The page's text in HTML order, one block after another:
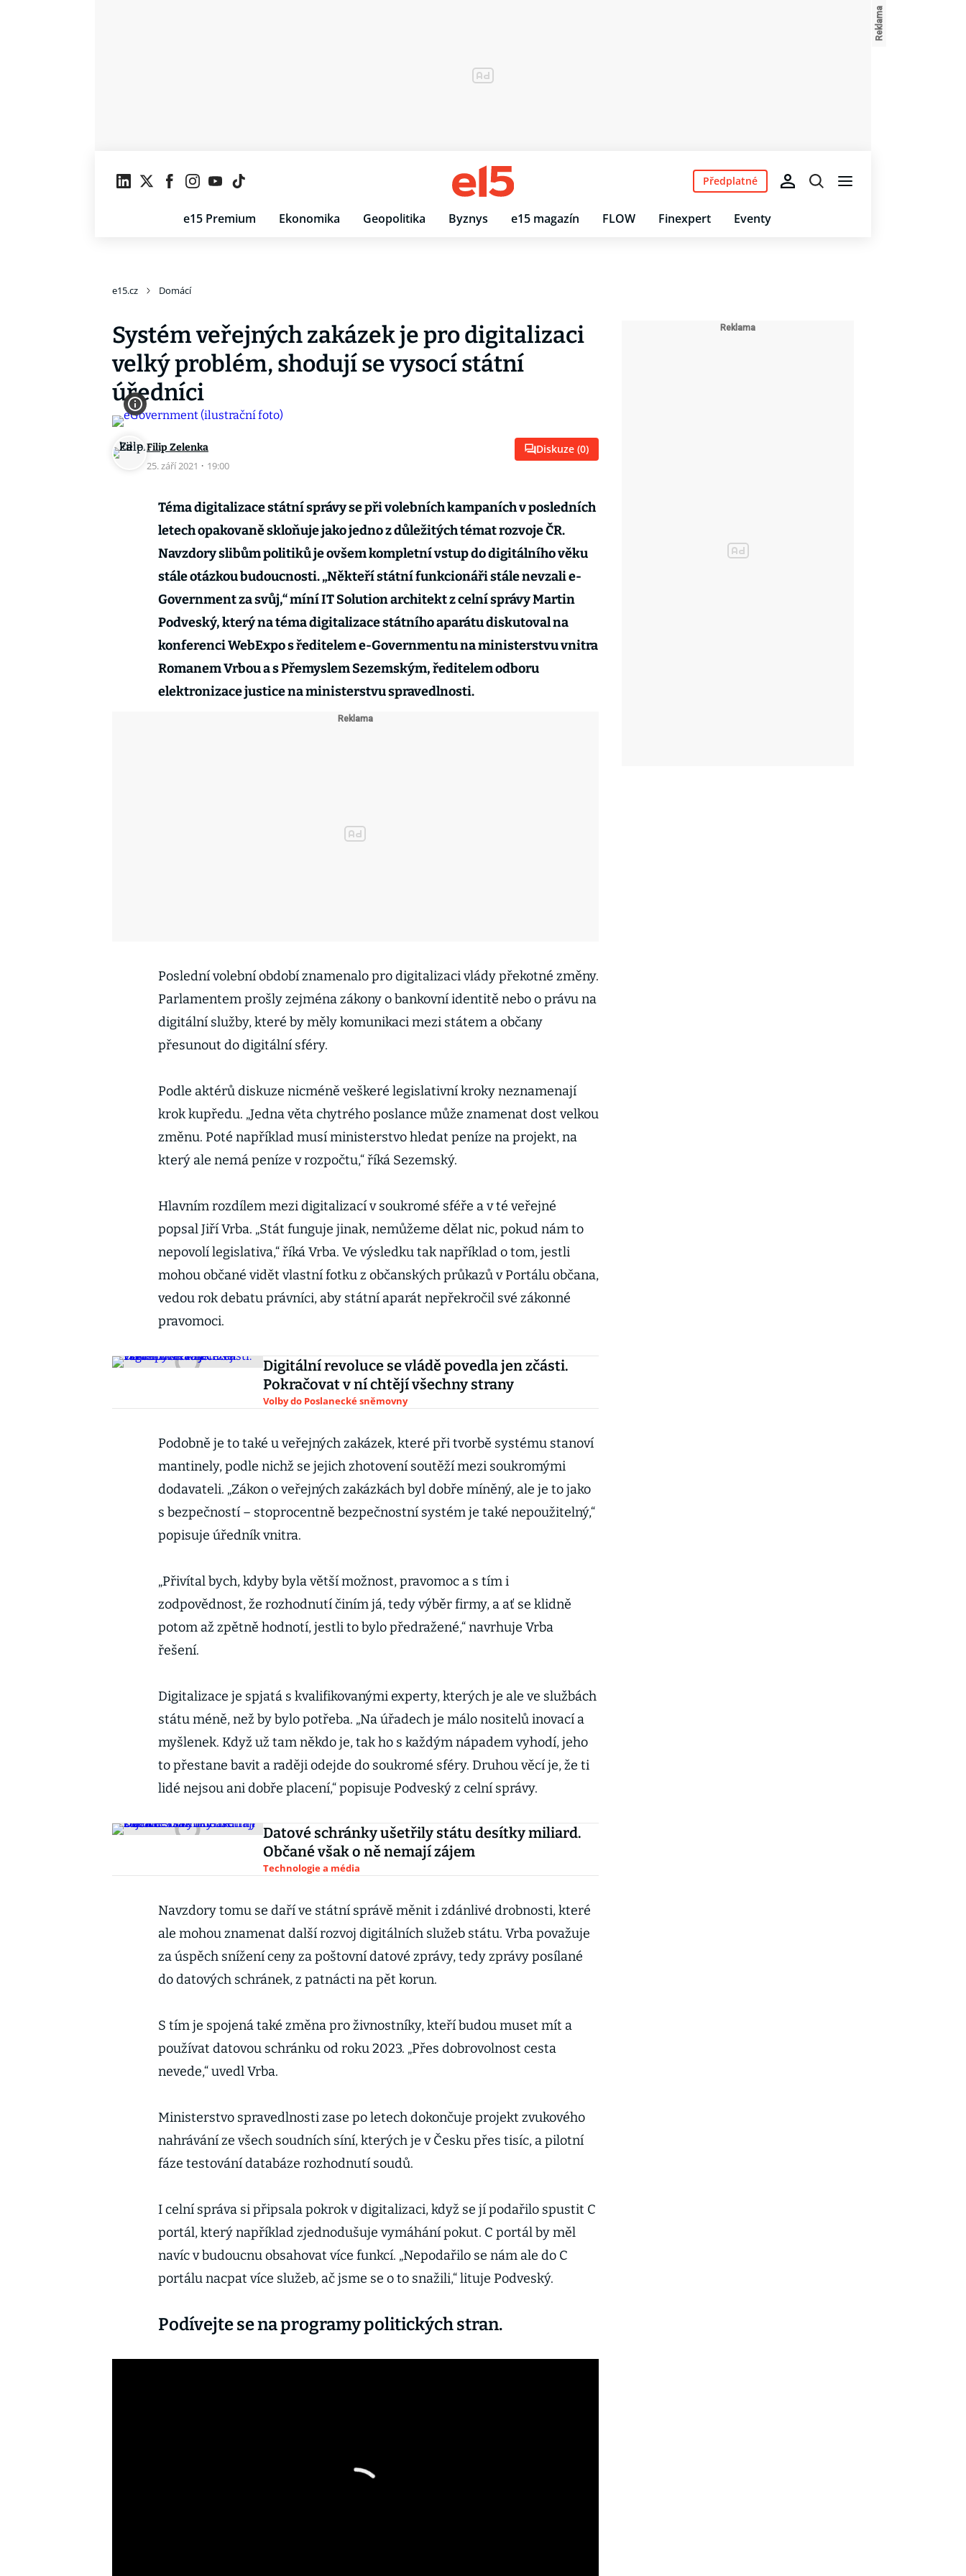
e15 Premium Ekonomika Geopolitika Byznys e15 magazín FLOW Finexpert Eventy
Předplatné
e15.cz Domácí
Systém veřejných zakázek je pro digitalizaci
velký problém, shodují se vysocí státní
úředníci
Filip Zelenka
25. září 2021 · 19:00
Diskuze (0)
Téma digitalizace státní správy se při volebních kampaních v posledních
letech opakovaně skloňuje jako jedno z důležitých témat rozvoje ČR.
Navzdory slibům politiků je ovšem kompletní vstup do digitálního věku
stále otázkou budoucnosti. „Někteří státní funkcionáři stále nevzali e-
Government za svůj,“ míní IT Solution architekt z celní správy Martin
Podveský, který na téma digitalizace státního aparátu diskutoval na
konferenci WebExpo s ředitelem e-Governmentu na ministerstvu vnitra
Romanem Vrbou a s Přemyslem Sezemským, ředitelem odboru
elektronizace justice na ministerstvu spravedlnosti.
Poslední volební období znamenalo pro digitalizaci vlády překotné změny.
Parlamentem prošly zejména zákony o bankovní identitě nebo o právu na
digitální služby, které by měly komunikaci mezi státem a občany
přesunout do digitální sféry.
Podle aktérů diskuze nicméně veškeré legislativní kroky neznamenají
krok kupředu. „Jedna věta chytrého poslance může znamenat dost velkou
změnu. Poté například musí ministerstvo hledat peníze na projekt, na
který ale nemá peníze v rozpočtu,“ říká Sezemský.
Hlavním rozdílem mezi digitalizací v soukromé sféře a v té veřejné
popsal Jiří Vrba. „Stát funguje jinak, nemůžeme dělat nic, pokud nám to
nepovolí legislativa,“ říká Vrba. Ve výsledku tak například o tom, jestli
mohou občané vidět vlastní fotku z občanských průkazů v Portálu občana,
vedou rok debatu právníci, aby státní aparát nepřekročil své zákonné
pravomoci.
Digitální revoluce se vládě povedla jen zčásti.
Pokračovat v ní chtějí všechny strany
Volby do Poslanecké sněmovny
Podobně je to také u veřejných zakázek, které při tvorbě systému stanoví
mantinely, podle nichž se jejich zhotovení soutěží mezi soukromými
dodavateli. „Zákon o veřejných zakázkách byl dobře míněný, ale je to jako
s bezpečností – stoprocentně bezpečnostní systém je také nepoužitelný,“
popisuje úředník vnitra.
„Přivítal bych, kdyby byla větší možnost, pravomoc a s tím i
zodpovědnost, že rozhodnutí činím já, tedy výběr firmy, a ať se klidně
potom až zpětně hodnotí, jestli to bylo předražené,“ navrhuje Vrba
řešení.
Digitalizace je spjatá s kvalifikovanými experty, kterých je ale ve službách
státu méně, než by bylo potřeba. „Na úřadech je málo nositelů inovací a
myšlenek. Když už tam někdo je, tak ho s každým nápadem vyhodí, jeho
to přestane bavit a raději odejde do soukromé sféry. Druhou věcí je, že ti
lidé nejsou ani dobře placení,“ popisuje Podveský z celní správy.
Datové schránky ušetřily státu desítky miliard.
Občané však o ně nemají zájem
Technologie a média
Navzdory tomu se daří ve státní správě měnit i zdánlivé drobnosti, které
ale mohou znamenat další rozvoj digitálních služeb státu. Vrba považuje
za úspěch snížení ceny za poštovní datové zprávy, tedy zprávy posílané
do datových schránek, z patnácti na pět korun.
S tím je spojená také změna pro živnostníky, kteří budou muset mít a
používat datovou schránku od roku 2023. „Přes dobrovolnost cesta
nevede,“ uvedl Vrba.
Ministerstvo spravedlnosti zase po letech dokončuje projekt zvukového
nahrávání ze všech soudních síní, kterých je v Česku přes tisíc, a pilotní
fáze testování databáze rozhodnutí soudů.
I celní správa si připsala pokrok v digitalizaci, když se jí podařilo spustit C
portál, který například zjednodušuje vymáhání pokut. C portál by měl
navíc v budoucnu obsahovat více funkcí. „Nepodařilo se nám ale do C
portálu nacpat více služeb, ač jsme se o to snažili,“ lituje Podveský.
Podívejte se na programy politických stran.